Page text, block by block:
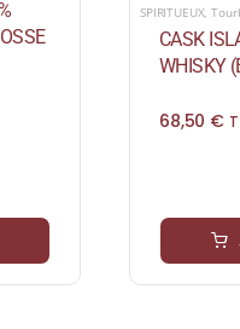
SPIRITUEUX,
CASK
WHISKY
68,50 €